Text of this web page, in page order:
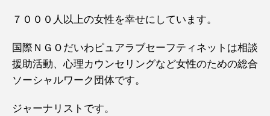
７０００人以上の女性を幸せにしています。
国際ＮＧＯだいわピュアラブセーフティネットは相談
援助活動、心理カウンセリングなど女性のための総合
ソーシャルワーク団体です。
ジャーナリストです。